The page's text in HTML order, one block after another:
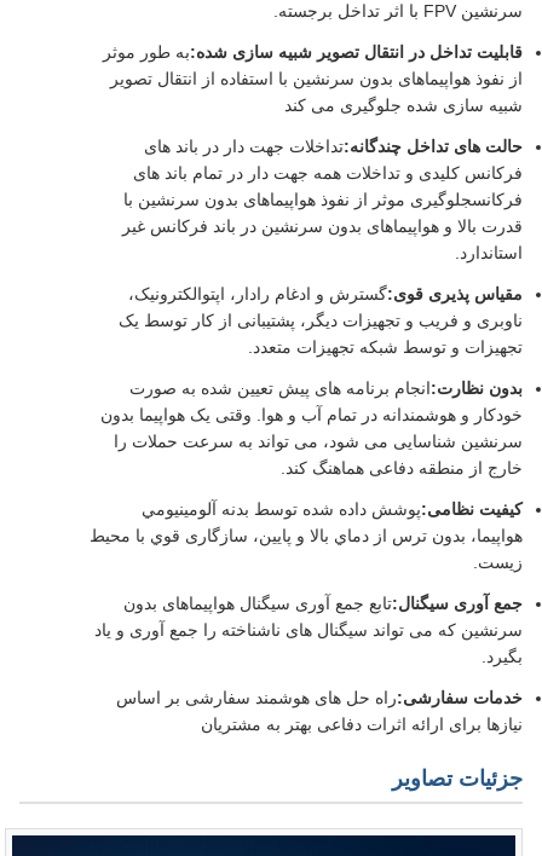
سرنشین FPV با اثر تداخل برجسته.
قابلیت تداخل در انتقال تصویر شبیه سازی شده:به طور موثر
از نفوذ هواپیماهای بدون سرنشین با استفاده از انتقال تصویر
شبیه سازی شده جلوگیری می کند
حالت های تداخل چندگانه:تداخلات جهت دار در باند های
فرکانس کلیدی و تداخلات همه جهت دار در تمام باند های
فرکانسجلوگیری موثر از نفوذ هواپیماهای بدون سرنشین با
قدرت بالا و هواپیماهای بدون سرنشین در باند فرکانس غیر
استاندارد.
مقیاس پذیری قوی:گسترش و ادغام رادار، اپتوالکترونیک،
ناوبری و فریب و تجهیزات دیگر، پشتیبانی از کار توسط یک
تجهیزات و توسط شبکه تجهیزات متعدد.
بدون نظارت:انجام برنامه های پیش تعیین شده به صورت
خودکار و هوشمندانه در تمام آب و هوا. وقتی یک هواپیما بدون
سرنشین شناسایی می شود، می تواند به سرعت حملات را
خارج از منطقه دفاعی هماهنگ کند.
کیفیت نظامی:پوشش داده شده توسط بدنه آلومينيومي
هواپيما، بدون ترس از دماي بالا و پايين، سازگاری قوي با محیط
زیست.
جمع آوری سیگنال:تابع جمع آوری سیگنال هواپیماهای بدون
سرنشین که می تواند سیگنال های ناشناخته را جمع آوری و یاد
بگیرد.
خدمات سفارشی:راه حل های هوشمند سفارشی بر اساس
نیازها برای ارائه اثرات دفاعی بهتر به مشتریان
جزئیات تصاویر